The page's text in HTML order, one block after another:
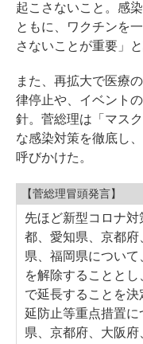
起こさないこと。感
ともに、ワクチンを
さないことが重要」と
また、再拡大で医療
律停止や、イベント
針。菅総理は「マス
な感染対策を徹底し
呼びかけた。
【菅総理冒頭発言】
先ほど新型コロナ
都、愛知県、京都
県、福岡県につい
を解除することと
で延長することを
延防止等重点措置
県、京都府、大阪